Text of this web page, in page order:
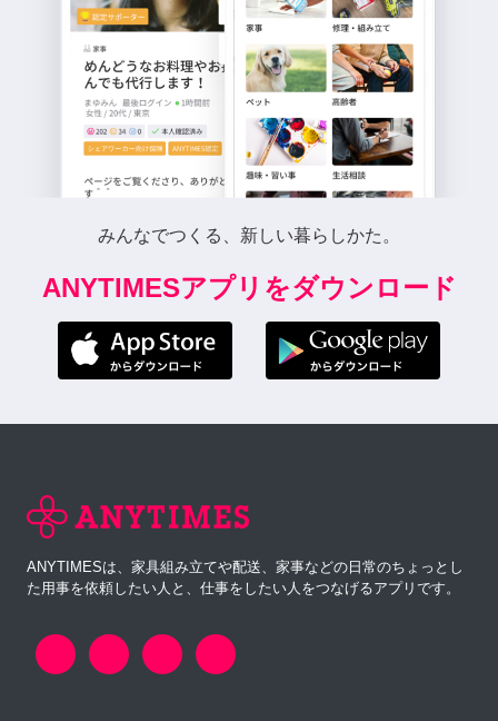
みんなでつくる、新しい暮らしかた。
ANYTIMESアプリをダウンロード
ANYTIMESは、家具組み立てや配送、家事などの日常のちょっとし
た用事を依頼したい人と、仕事をしたい人をつなげるアプリです。